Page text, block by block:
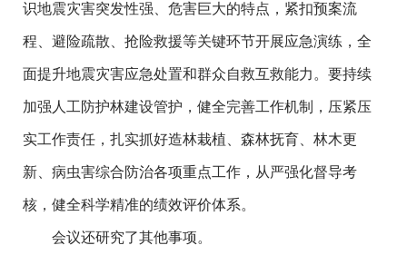
识地震灾害突发性强、危害巨大的特点，紧扣预案流
程、避险疏散、抢险救援等关键环节开展应急演练，全
面提升地震灾害应急处置和群众自救互救能力。要持续
加强人工防护林建设管护，健全完善工作机制，压紧压
实工作责任，扎实抓好造林栽植、森林抚育、林木更
新、病虫害综合防治各项重点工作，从严强化督导考
核，健全科学精准的绩效评价体系。
会议还研究了其他事项。